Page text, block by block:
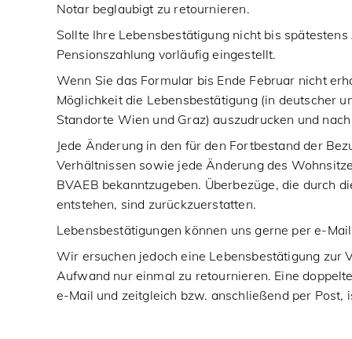
Notar beglaubigt zu retournieren.
Sollte Ihre Lebensbestätigung nicht bis
Pensionszahlung vorläufig eingestellt.
Wenn Sie das Formular bis Ende Februar nicht
Möglichkeit die Lebensbestätigung (in deutscher
Standorte Wien und Graz) auszudrucken und
Jede Änderung in den für den Fortbestand der
Verhältnissen sowie jede Änderung des
BVAEB bekanntzugeben. Überbezüge, die durch
entstehen, sind zurückzuerstatten.
Lebensbestätigungen können uns gerne per e-
Wir ersuchen jedoch eine Lebensbestätigung zur
Aufwand nur einmal zu retournieren. Eine
e-Mail und zeitgleich bzw. anschließend per Post,